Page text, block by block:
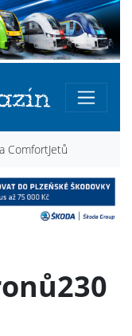
ComfortJetů